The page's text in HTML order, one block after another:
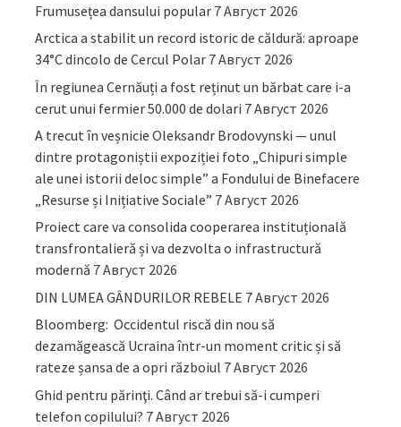
Frumusețea dansului popular 7 Август 2026
Arctica a stabilit un record istoric de căldură: aproape
34°C dincolo de Cercul Polar 7 Август 2026
În regiunea Cernăuți a fost reținut un bărbat care i-a
cerut unui fermier 50.000 de dolari 7 Август 2026
A trecut în veșnicie Oleksandr Brodovynski — unul
dintre protagoniștii expoziției foto „Chipuri simple
ale unei istorii deloc simple” a Fondului de Binefacere
„Resurse și Inițiative Sociale” 7 Август 2026
Proiect care va consolida cooperarea instituțională
transfrontalieră și va dezvolta o infrastructură
modernă 7 Август 2026
DIN LUMEA GÂNDURILOR REBELE 7 Август 2026
Bloomberg: Occidentul riscă din nou să
dezamăgească Ucraina într-un moment critic și să
rateze șansa de a opri războiul 7 Август 2026
Ghid pentru părinţi. Când ar trebui să-i cumperi
telefon copilului? 7 Август 2026